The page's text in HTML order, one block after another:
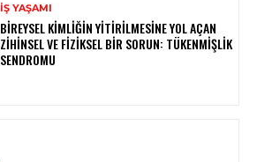
İŞ YAŞAMI
BIREYSEL KIMLIĞIN YITIRILMESINE YOL AÇAN
ZIHINSEL VE FIZIKSEL BIR SORUN: TÜKENMIŞLIK
SENDROMU